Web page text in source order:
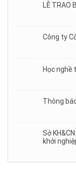
LỄ TRAO
Công ty
Học nghề
Thông
Sở
khởi